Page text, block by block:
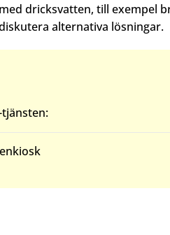
dricksvatten, till exempel
alternativa lösningar.